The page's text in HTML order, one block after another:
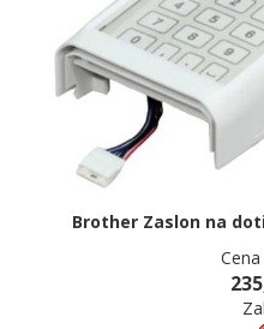
Brother Zaslon na